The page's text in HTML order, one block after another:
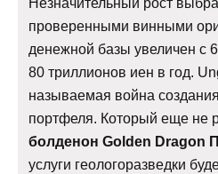
Незначительный рост
проверенными винными
денежной базы увеличен с
80 триллионов иен в год.
называемая война
портфеля. Который еще не
болденон Golden Dragon
услуги геологоразведки